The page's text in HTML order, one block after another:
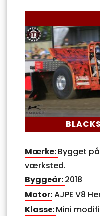
Mærke:Bygget
værksted.
Byggeår:2018
Motor:AJPE V8
Klasse:Mini